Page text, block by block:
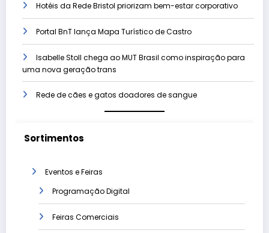
Hotéis da Rede Bristol priorizam bem-estar corporativo
Portal BnT lança Mapa Turístico de Castro
Isabelle Stoll chega ao MUT Brasil como inspiração para
uma nova geração trans
Rede de cães e gatos doadores de sangue
Sortimentos
Eventos e Feiras
Programação Digital
Feiras Comerciais